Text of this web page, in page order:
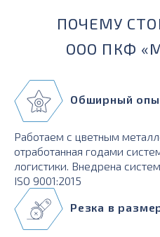
ПОЧЕМУ
ООО ПКФ
Обширный
Работаем с цветным
отработанная годами
логистики. Внедрена
ISO 9001:2015
Резка в